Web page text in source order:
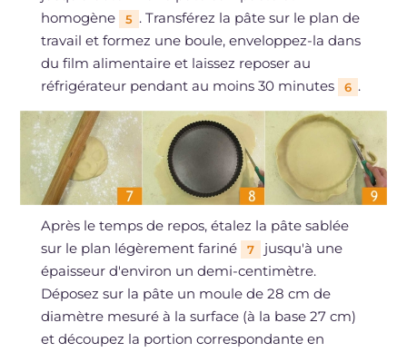
homogène
5 . Transférez la pâte sur le plan de
travail et formez une boule, enveloppez-la dans
du film alimentaire et laissez reposer au
réfrigérateur pendant au moins 30 minutes
6 .
Après le temps de repos, étalez la pâte sablée
sur le plan légèrement fariné
7
jusqu'à une
épaisseur d'environ un demi-centimètre.
Déposez sur la pâte un moule de 28 cm de
diamètre mesuré à la surface (à la base 27 cm)
et découpez la portion correspondante en